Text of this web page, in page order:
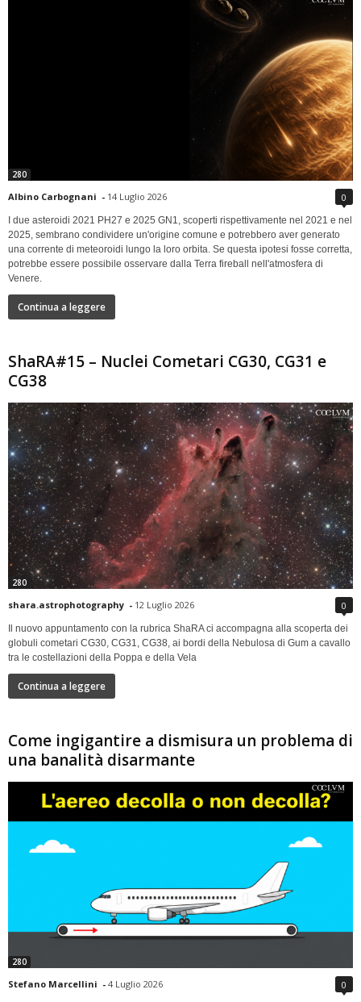
280
Albino Carbognani - 14 Luglio 2026 0
I due asteroidi 2021 PH27 e 2025 GN1, scoperti rispettivamente nel 2021 e nel
2025, sembrano condividere un'origine comune e potrebbero aver generato
una corrente di meteoroidi lungo la loro orbita. Se questa ipotesi fosse corretta,
potrebbe essere possibile osservare dalla Terra fireball nell'atmosfera di
Venere.
Continua a leggere
ShaRA#15 – Nuclei Cometari CG30, CG31 e
CG38
280
shara.astrophotography - 12 Luglio 2026 0
Il nuovo appuntamento con la rubrica ShaRA ci accompagna alla scoperta dei
globuli cometari CG30, CG31, CG38, ai bordi della Nebulosa di Gum a cavallo
tra le costellazioni della Poppa e della Vela
Continua a leggere
Come ingigantire a dismisura un problema di
una banalità disarmante
280
Stefano Marcellini - 4 Luglio 2026 0